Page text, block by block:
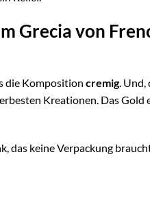
Grecia von
die Komposition cremig. Und,
Kreationen. Das Gold
das keine Verpackung